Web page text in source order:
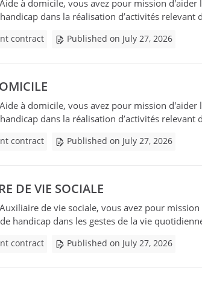
à domicile, vous avez pour mission d'aider
dans la réalisation d’activités relevant
contract Published on July 27, 2026
à domicile, vous avez pour mission d'aider
dans la réalisation d’activités relevant
contract Published on July 27, 2026
DE VIE SOCIALE
de vie sociale, vous avez pour
handicap dans les gestes de la vie
contract Published on July 27, 2026